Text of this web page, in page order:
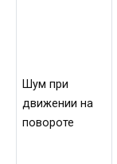
Шум при
движении на
повороте